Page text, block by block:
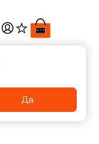
Да